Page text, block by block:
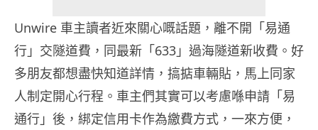
Unwire 車主讀者近來關心嘅話題，離不開「易通
行」交隧道費，同最新「633」過海隧道新收費。好
多朋友都想盡快知道詳情，搞掂車輛貼，馬上同家
人制定開心行程。車主們其實可以考慮喺申請「易
通行」後，綁定信用卡作為繳費方式，一來方便，